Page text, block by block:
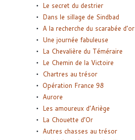
Le secret du destrier
Dans le sillage de Sindbad
A la recherche du scarabée d’or
Une journée fabuleuse
La Chevalière du Téméraire
Le Chemin de la Victoire
Chartres au trésor
Opération France 98
Aurore
Les amoureux d’Ariège
La Chouette d’Or
Autres chasses au trésor